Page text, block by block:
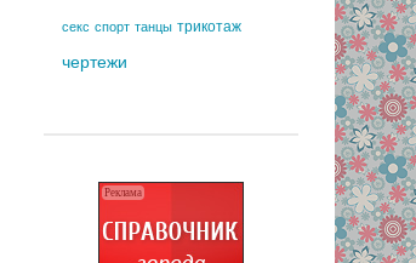
секс спорт танцы трикотаж
чертежи